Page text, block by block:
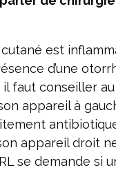
est
d’une
faut conseiller
appareil à
appareil droit
se demande si